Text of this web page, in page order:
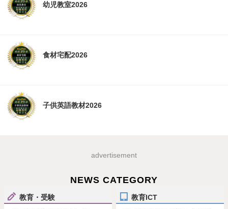
幼児教室2026
食材宅配2026
子供英語教材2026
advertisement
NEWS CATEGORY
教育・受験 教育ICT